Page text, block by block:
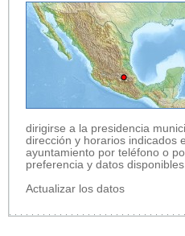
dirigirse a la presidencia
dirección y horarios indicados
ayuntamiento por teléfono o
preferencia y datos disponibles.
Actualizar los datos